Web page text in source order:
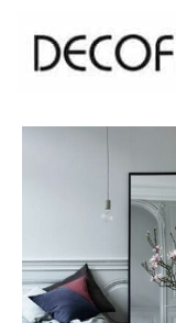
contenido